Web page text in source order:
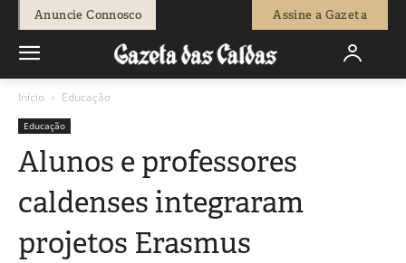
Anuncie Connosco Assine a Gazeta
Início Educação
Educação
Alunos e professores
caldenses integraram
projetos Erasmus